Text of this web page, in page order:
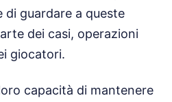
guardare a queste
dei casi, operazioni
giocatori.
capacità di mantenere